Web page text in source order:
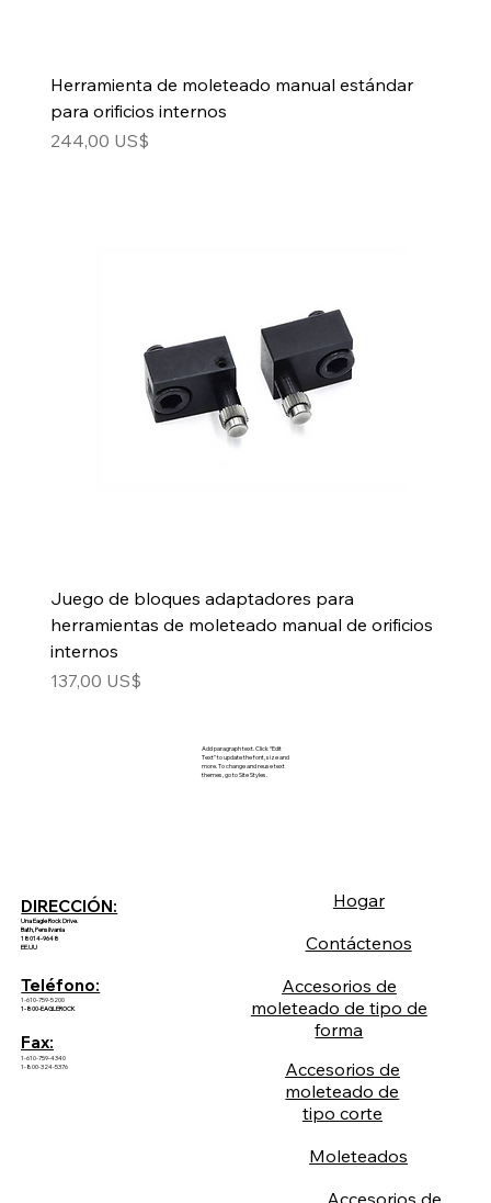
Herramienta de moleteado manual estándar
para orificios internos
Precio
244,00 US$
Juego de bloques adaptadores para
herramientas de moleteado manual de orificios
internos
Precio
137,00 US$
Add paragraph text. Click “Edit
Text” to update the font, size and
more. To change and reuse text
themes, go to Site Styles.
DIRECCIÓN:
Una Eagle Rock Drive.
Bath, Pensilvania
18014-9648
EE.UU
Teléfono:
1-610-759-5200
1-800-EAGLEROCK
Fax:
1-610-759-4340
1-800-324-5376
Hogar
Contáctenos
Accesorios de
moleteado de tipo de
forma
Accesorios de
moleteado de
tipo corte
Moleteados
Accesorios de